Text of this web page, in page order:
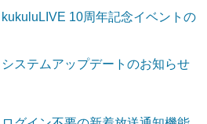
kukuluLIVE 10周年記念イベントの
システムアップデートのお知らせ